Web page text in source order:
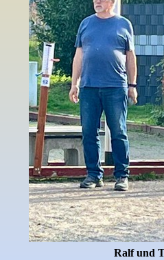
Ralf und